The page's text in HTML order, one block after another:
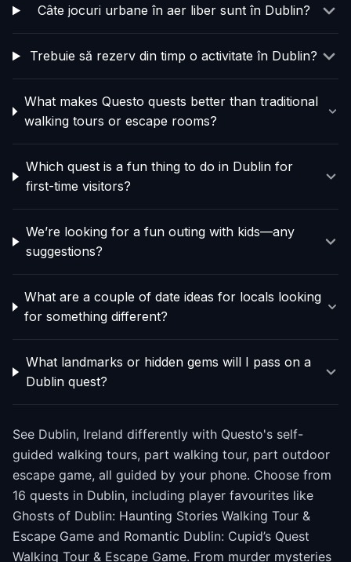
Câte jocuri urbane în aer liber sunt în Dublin?
Trebuie să rezerv din timp o activitate în Dublin?
What makes Questo quests better than traditional
walking tours or escape rooms?
Which quest is a fun thing to do in Dublin for
first-time visitors?
We’re looking for a fun outing with kids—any
suggestions?
What are a couple of date ideas for locals looking
for something different?
What landmarks or hidden gems will I pass on a
Dublin quest?
See Dublin, Ireland differently with Questo's self-
guided walking tours, part walking tour, part outdoor
escape game, all guided by your phone. Choose from
16 quests in Dublin, including player favourites like
Ghosts of Dublin: Haunting Stories Walking Tour &
Escape Game and Romantic Dublin: Cupid’s Quest
Walking Tour & Escape Game. From murder mysteries